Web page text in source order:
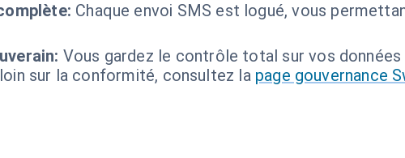
Chaque envoi SMS est logué, vous
Vous gardez le contrôle total sur vos
sur la conformité, consultez la page gouvernance